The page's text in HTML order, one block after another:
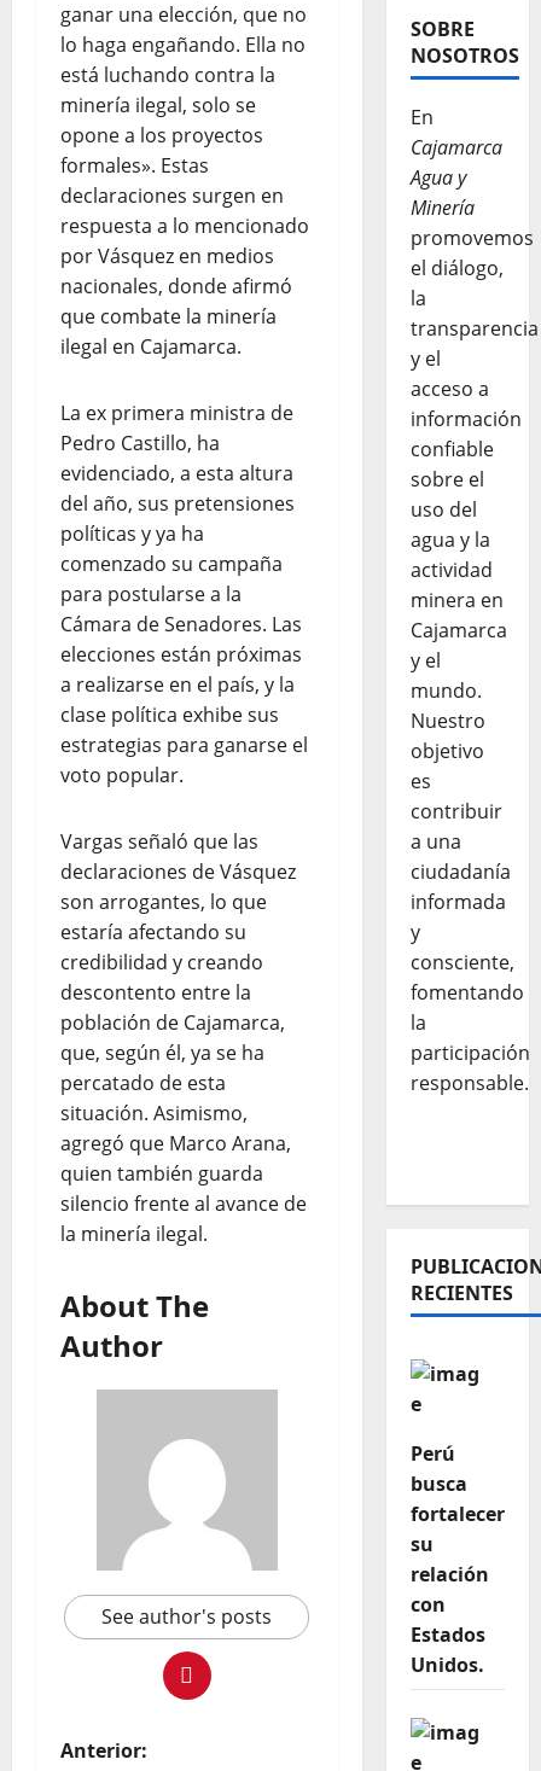
ganar una elección, que no
lo haga engañando. Ella no
está luchando contra la
minería ilegal, solo se
opone a los proyectos
formales». Estas
declaraciones surgen en
respuesta a lo mencionado
por Vásquez en medios
nacionales, donde afirmó
que combate la minería
ilegal en Cajamarca.
La ex primera ministra de
Pedro Castillo, ha
evidenciado, a esta altura
del año, sus pretensiones
políticas y ya ha
comenzado su campaña
para postularse a la
Cámara de Senadores. Las
elecciones están próximas
a realizarse en el país, y la
clase política exhibe sus
estrategias para ganarse el
voto popular.
Vargas señaló que las
declaraciones de Vásquez
son arrogantes, lo que
estaría afectando su
credibilidad y creando
descontento entre la
población de Cajamarca,
que, según él, ya se ha
percatado de esta
situación. Asimismo,
agregó que Marco Arana,
quien también guarda
silencio frente al avance de
la minería ilegal.
About The
Author
See author's posts
Anterior:
SOBRE
NOSOTROS
En
Cajamarca
Agua y
Minería
promovemos
el diálogo,
la
transparencia
y el
acceso a
información
confiable
sobre el
uso del
agua y la
actividad
minera en
Cajamarca
y el
mundo.
Nuestro
objetivo
es
contribuir
a una
ciudadanía
informada
y
consciente,
fomentando
la
participación
responsable.
RECIENTES
Perú
busca
fortalecer
su
relación
con
Estados
Unidos.